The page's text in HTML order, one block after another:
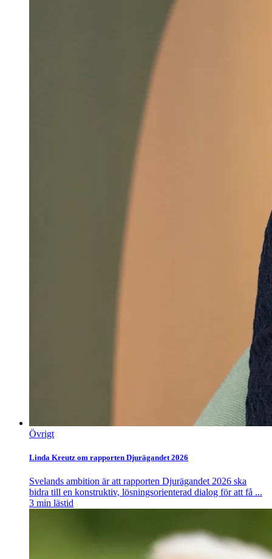
Övrigt
Linda Kreutz om rapporten Djurägandet 2026
Svelands ambition är att rapporten Djurägandet 2026 ska
bidra till en konstruktiv, lösningsorienterad dialog för att få ...
3 min lästid